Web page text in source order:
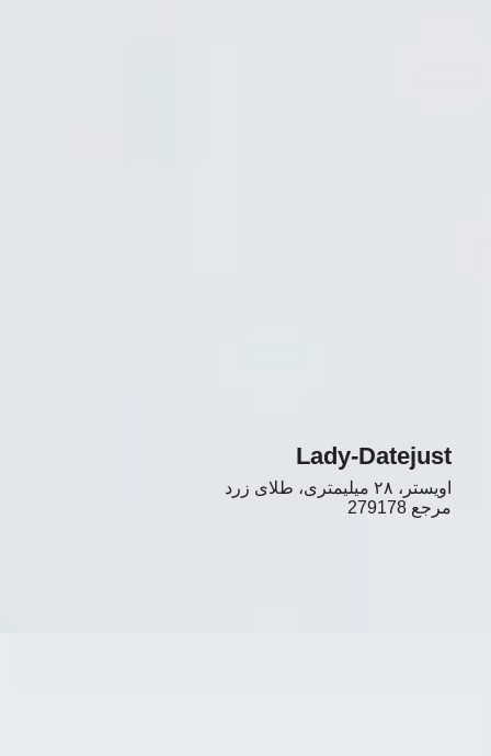
Lady-Datejust
اویستر، ۲۸ میلیمتری، طلای زرد
مرجع 279178